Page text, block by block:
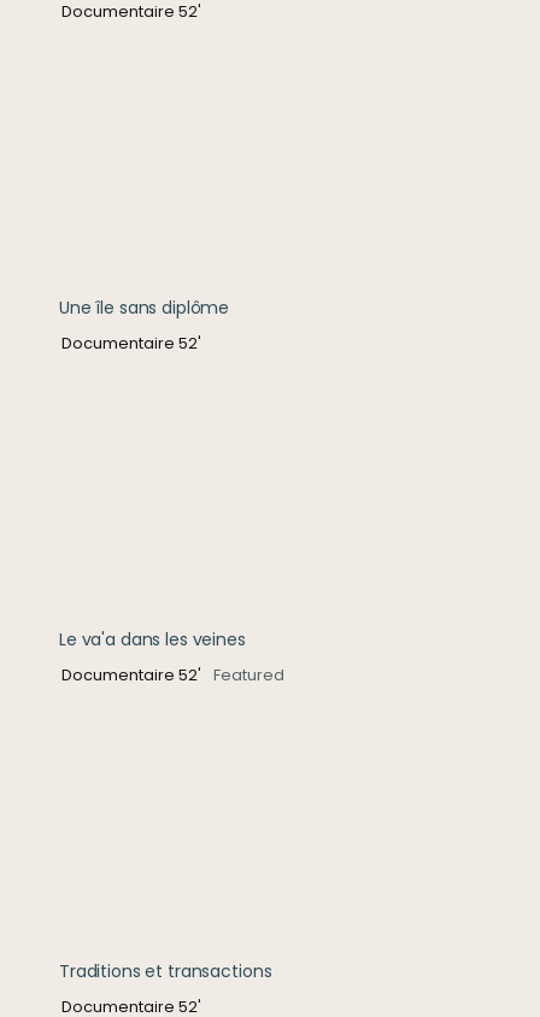
Documentaire 52'
Une île sans diplôme
Documentaire 52'
Le va'a dans les veines
Documentaire 52' Featured
Traditions et transactions
Documentaire 52'